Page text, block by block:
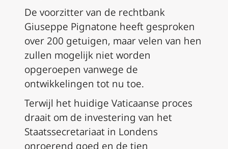
De voorzitter van de rechtbank
Giuseppe Pignatone heeft gesproken
over 200 getuigen, maar velen van hen
zullen mogelijk niet worden
opgeroepen vanwege de
ontwikkelingen tot nu toe.
Terwijl het huidige Vaticaanse proces
draait om de investering van het
Staatssecretariaat in Londens
onroerend goed en de tien